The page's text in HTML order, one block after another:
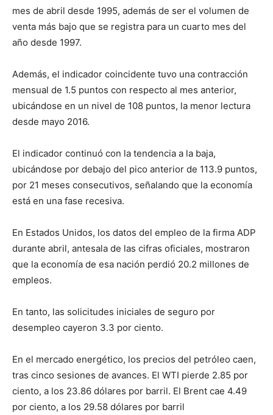
mes de abril desde 1995, además de ser el volumen de
venta más bajo que se registra para un cuarto mes del
año desde 1997.
Además, el indicador coincidente tuvo una contracción
mensual de 1.5 puntos con respecto al mes anterior,
ubicándose en un nivel de 108 puntos, la menor lectura
desde mayo 2016.
El indicador continuó con la tendencia a la baja,
ubicándose por debajo del pico anterior de 113.9 puntos,
por 21 meses consecutivos, señalando que la economía
está en una fase recesiva.
En Estados Unidos, los datos del empleo de la firma ADP
durante abril, antesala de las cifras oficiales, mostraron
que la economía de esa nación perdió 20.2 millones de
empleos.
En tanto, las solicitudes iniciales de seguro por
desempleo cayeron 3.3 por ciento.
En el mercado energético, los precios del petróleo caen,
tras cinco sesiones de avances. El WTI pierde 2.85 por
ciento, a los 23.86 dólares por barril. El Brent cae 4.49
por ciento, a los 29.58 dólares por barril